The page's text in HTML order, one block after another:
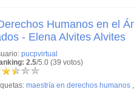
Humanos en el
- Elena Alvites Alvites
pucpvirtual
2.5/5.0 (39 votos)
maestría en derechos humanos